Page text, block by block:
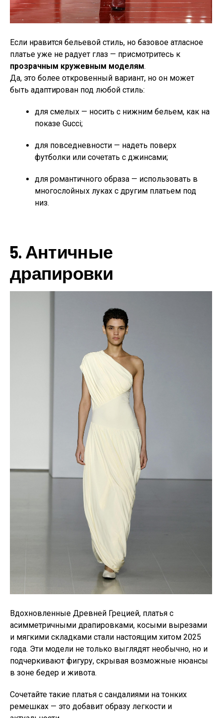
Если нравится бельевой стиль, но базовое атласное
платье уже не радует глаз — присмотритесь к
прозрачным кружевным моделям.
Да, это более откровенный вариант, но он может
быть адаптирован под любой стиль:
для смелых — носить с нижним бельем, как на
показе Gucci;
для повседневности — надеть поверх
футболки или сочетать с джинсами;
для романтичного образа — использовать в
многослойных луках с другим платьем под
низ.
5. Античные
драпировки
Вдохновленные Древней Грецией, платья с
асимметричными драпировками, косыми вырезами
и мягкими складками стали настоящим хитом 2025
года. Эти модели не только выглядят необычно, но и
подчеркивают фигуру, скрывая возможные нюансы
в зоне бедер и живота.
Сочетайте такие платья с сандалиями на тонких
ремешках — это добавит образу легкости и